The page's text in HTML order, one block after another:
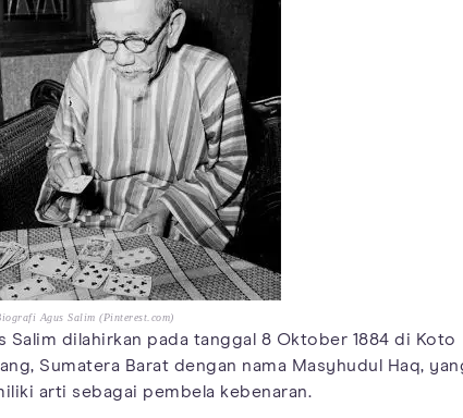
Agus Salim (Pinterest.com)
Salim dilahirkan pada tanggal 8 Oktober 1884 di Koto
Sumatera Barat dengan nama Masyhudul Haq,
arti sebagai pembela kebenaran.